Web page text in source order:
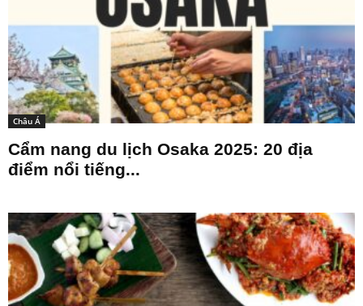
Châu Á
Cẩm nang du lịch Osaka 2025: 20 địa
điểm nổi tiếng...